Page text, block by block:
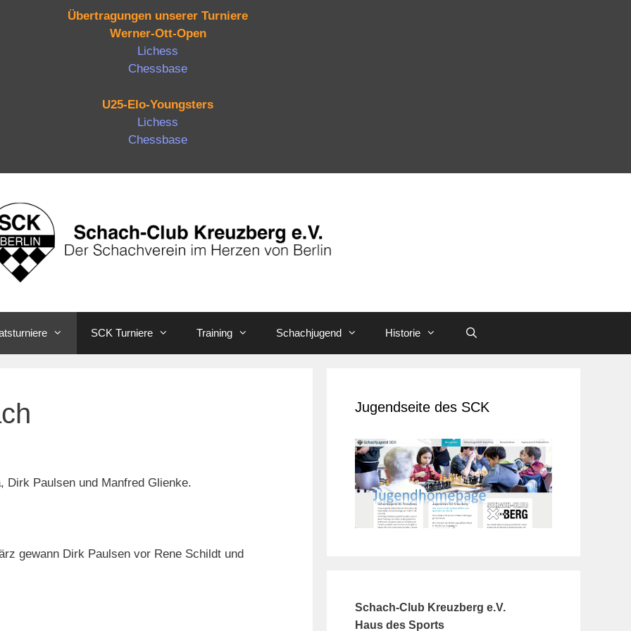
Übertragungen unserer Turniere
Werner-Ott-Open
Lichess
Chessbase
U25-Elo-Youngsters
Lichess
Chessbase
SCK Turniere Training Schachjugend Historie
Dirk Paulsen und Manfred Glienke.
gewann Dirk Paulsen vor Rene Schildt und
Jugendseite des SCK
Schach-Club Kreuzberg e.V.
Haus des Sports